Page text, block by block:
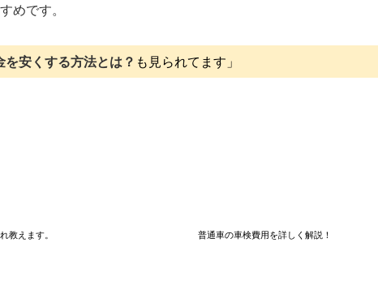
めです。
安くする方法とは？ も見られてます」
教えます。 普通車の車検費用を詳しく解説！